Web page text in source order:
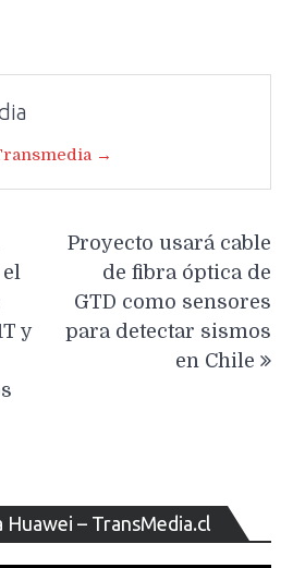
→
y
Proyecto usará cable
de fibra óptica de
GTD como sensores
para detectar sismos
en Chile
Huawei – TransMedia.cl
de